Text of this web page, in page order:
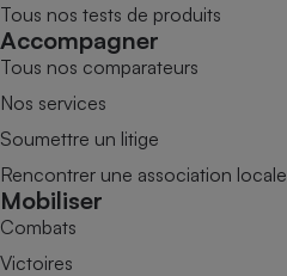
Tous nos tests de produits
Accompagner
Tous nos comparateurs
Nos services
Soumettre un litige
Rencontrer une association locale
Mobiliser
Combats
Victoires